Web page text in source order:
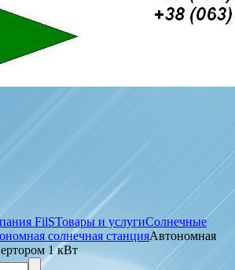
FilSТовары и услугиСолнечные
солнечная станцияАвтономная
1 кВт